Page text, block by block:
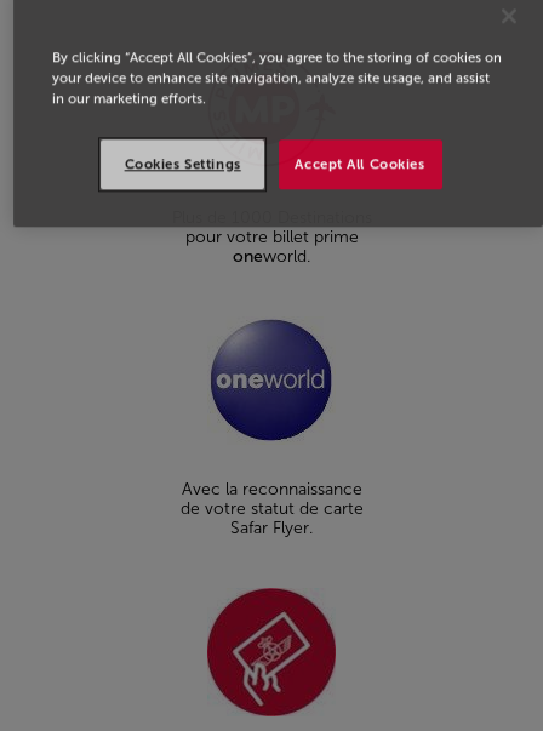
pour votre billet prime
oneworld.
Avec la reconnaissance
de votre statut de carte
Safar Flyer.
By clicking “Accept All Cookies”, you agree to the storing of cookies on
your device to enhance site navigation, analyze site usage, and assist
in our marketing efforts.
Accept All Cookies
Cookies Settings